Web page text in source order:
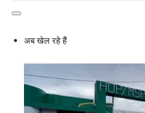
अब खेल रहे हैं